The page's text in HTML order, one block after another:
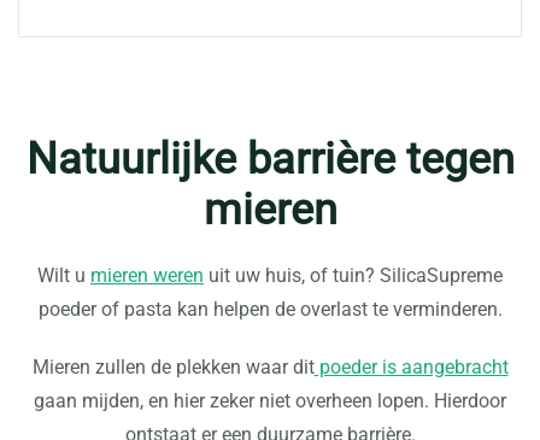
Natuurlijke barrière tegen
mieren
Wilt u mieren weren uit uw huis, of tuin? SilicaSupreme
poeder of pasta kan helpen de overlast te verminderen.
Mieren zullen de plekken waar ditpoeder is aangebracht
gaan mijden, en hier zeker niet overheen lopen. Hierdoor
ontstaat er een duurzame barrière.